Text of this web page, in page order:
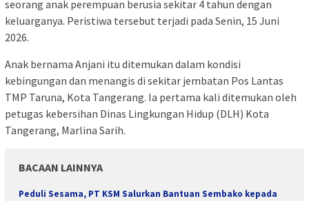
seorang anak perempuan berusia sekitar 4 tahun dengan
keluarganya. Peristiwa tersebut terjadi pada Senin, 15 Juni
2026.
Anak bernama Anjani itu ditemukan dalam kondisi
kebingungan dan menangis di sekitar jembatan Pos Lantas
TMP Taruna, Kota Tangerang. Ia pertama kali ditemukan oleh
petugas kebersihan Dinas Lingkungan Hidup (DLH) Kota
Tangerang, Marlina Sarih.
BACAAN LAINNYA
Peduli Sesama, PT KSM Salurkan Bantuan Sembako kepada